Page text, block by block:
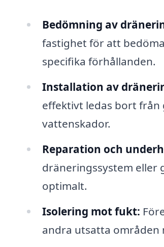
Bedömning av
fastighet för att
specifika förhållanden.
Installation av
effektivt ledas bort
vattenskador.
Reparation och
dräneringssystem
optimalt.
Isolering mot fukt:
andra utsatta